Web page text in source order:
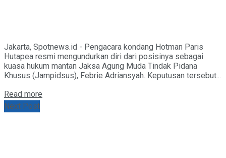
Jakarta, Spotnews.id - Pengacara kondang Hotman Paris
Hutapea resmi mengundurkan diri dari posisinya sebagai
kuasa hukum mantan Jaksa Agung Muda Tindak Pidana
Khusus (Jampidsus), Febrie Adriansyah. Keputusan tersebut...
Read more
Next Post